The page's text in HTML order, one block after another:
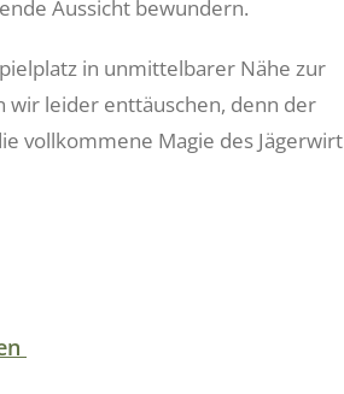
Aussicht bewundern.
in unmittelbarer Nähe zur
wir leider enttäuschen, denn der
vollkommene Magie des Jägerwirt